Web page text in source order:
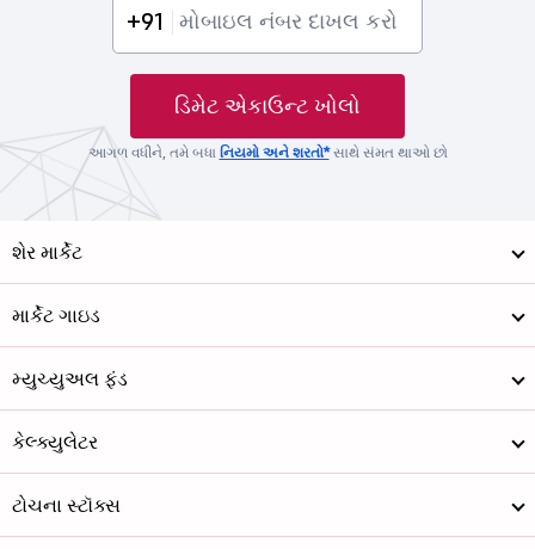
+91
ડિમેટ એકાઉન્ટ ખોલો
આગળ વધીને, તમે બધા નિયમો અને શરતો*સાથે સંમત થાઓ છો
શેર માર્કેટ
માર્કેટ ગાઇડ
મ્યુચ્યુઅલ ફંડ
કેલ્ક્યુલેટર
ટોચના સ્ટૉક્સ